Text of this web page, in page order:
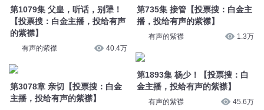
第1079集 父皇，听话，别犟！
【投票搜：白金主播，投给有声
的紫襟】
有声的紫襟 40.4万
第3078章 亲切【投票搜：白金
主播，投给有声的紫襟】
第735集 接管【投票搜：白金主
播，投给有声的紫襟】
有声的紫襟 1.3万
第1893集 杨少！【投票搜：白
金主播，投给有声的紫襟】
有声的紫襟 45.6万